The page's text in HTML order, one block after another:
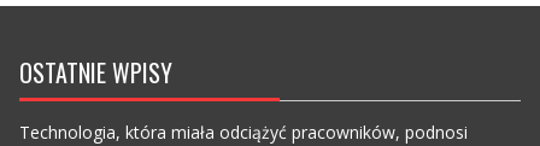
OSTATNIE WPISY
Technologia, która miała odciążyć pracowników, podnosi